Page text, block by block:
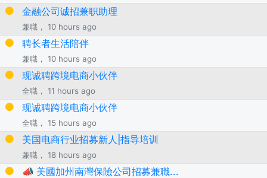
金融公司诚招兼职助理
兼職， 10 hours ago
聘长者生活陪伴
兼職， 10 hours ago
现诚聘跨境电商小伙伴
全職， 11 hours ago
现诚聘跨境电商小伙伴
全職， 15 hours ago
美国电商行业招募新人|指导培训
兼職， 18 hours ago
📣 美國加州南灣保險公司招募兼職...